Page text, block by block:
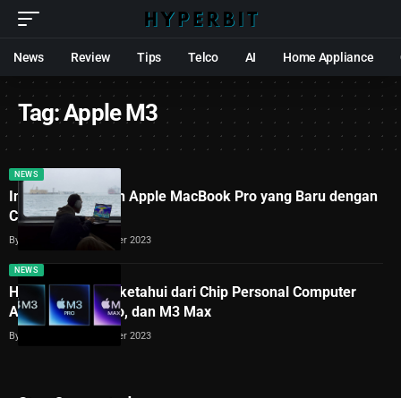
News Review Tips Telco AI Home Appliance
Tag:Apple M3
NEWS
Inilah Keunggulan Apple MacBook Pro yang Baru dengan
Chip M3
By 31 October 2023
NEWS
Hal yang Perlu Diketahui dari Chip Personal Computer
Apple M3, M3 Pro, dan M3 Max
By 31 October 2023